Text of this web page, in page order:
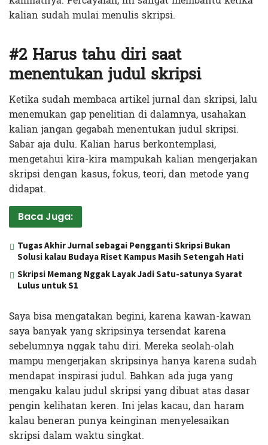
kalian sudah mulai menulis skripsi.
#2 Harus tahu diri saat
menentukan judul skripsi
Ketika sudah membaca artikel jurnal dan skripsi, lalu
menemukan gap penelitian di dalamnya, usahakan
kalian jangan gegabah menentukan judul skripsi.
Sabar aja dulu. Kalian harus berkontemplasi,
mengetahui kira-kira mampukah kalian mengerjakan
skripsi dengan kasus, fokus, teori, dan metode yang
didapat.
Baca Juga:
Tugas Akhir Jurnal sebagai Pengganti Skripsi Bukan
Solusi kalau Budaya Riset Kampus Masih Setengah Hati
Skripsi Memang Nggak Layak Jadi Satu-satunya Syarat
Lulus untuk S1
Saya bisa mengatakan begini, karena kawan-kawan
saya banyak yang skripsinya tersendat karena
sebelumnya nggak tahu diri. Mereka seolah-olah
mampu mengerjakan skripsinya hanya karena sudah
mendapat inspirasi judul. Bahkan ada juga yang
mengaku kalau judul skripsi yang dibuat atas dasar
pengin kelihatan keren. Ini jelas kacau, dan haram
kalau beneran punya keinginan menyelesaikan
skripsi dalam waktu singkat.